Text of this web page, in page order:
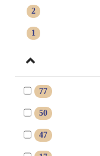
2
1
77
50
47